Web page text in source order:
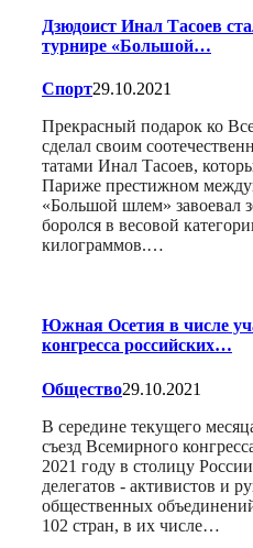
Дзюдоист Инал Тасоев
турнире «Большой…
Спорт29.10.2021
Прекрасный подарок ко
сделал своим
татами Инал Тасоев,
Париже престижном
«Большой шлем» завоевал
боролся в весовой
килограммов.…
Южная Осетия в числе
конгресса российских…
Общество29.10.2021
В середине текущего
съезд Всемирного
2021 году в столицу
делегатов - активистов и
общественных
102 стран, в их числе…